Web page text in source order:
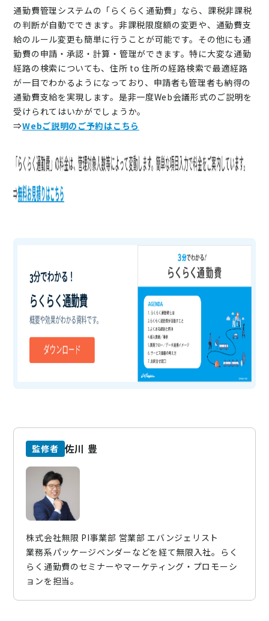
通勤費管理システムの「らくらく通勤費」なら、課税非課税
の判断が自動でできます。非課税限度額の変更や、通勤費支
給のルール変更も簡単に行うことが可能です。その他にも 通
勤費の申請・承認・計算・管理ができます。特に大変な通勤
経路の検索についても、住所 to 住所の経路検索で最適経路
が一目でわかるようになっており、申請者も管理者も納得の
通勤費支給を実現します。是非一度Web会議形式のご説明を
受けられてはいかがでしょうか。
⇒Webご説明のご予約はこちら
監修者 佐川 豊
株式会社無限 PI事業部 営業部 エバンジェリスト
業務系パッケージベンダーなどを経て無限入社。らく
らく通勤費のセミナーやマーケティング・プロモーシ
ョンを担当。